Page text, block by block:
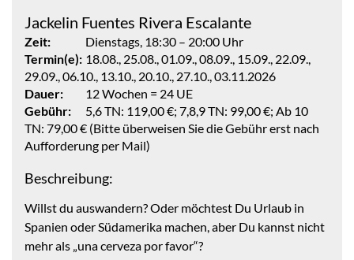
Jackelin Fuentes Rivera Escalante
Zeit:
Dienstags, 18:30 – 20:00 Uhr
Termin(e): 18.08., 25.08., 01.09., 08.09., 15.09., 22.09.,
29.09., 06.10., 13.10., 20.10., 27.10., 03.11.2026
Dauer:
12 Wochen = 24 UE
Gebühr:
5,6 TN: 119,00 €; 7,8,9 TN: 99,00 €; Ab 10
TN: 79,00 € (Bitte überweisen Sie die Gebühr erst nach
Aufforderung per Mail)
Beschreibung:
Willst du auswandern? Oder möchtest Du Urlaub in
Spanien oder Südamerika machen, aber Du kannst nicht
mehr als „una cerveza por favor“?